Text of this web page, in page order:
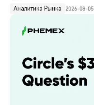
Аналитика Рынка 2026-08-05